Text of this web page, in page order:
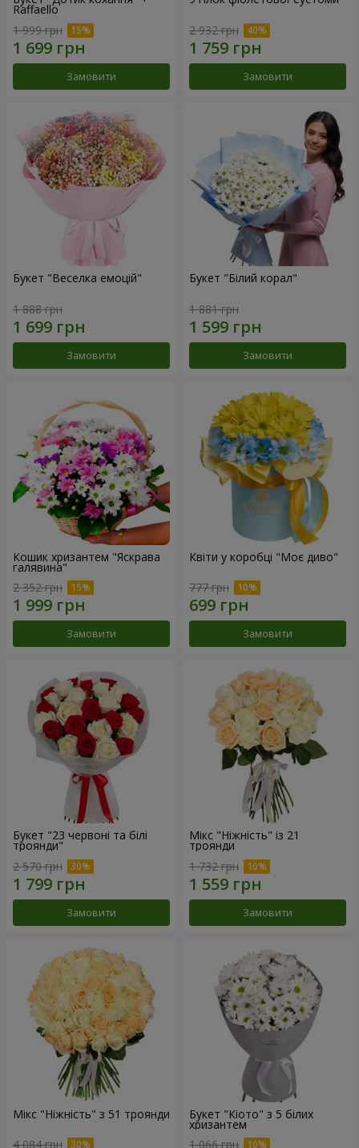
Raffaello
1 999 грн
Замовити
2 932 грн
Замовити
Букет "Веселка емоцій"
1 888 грн
Замовити
Букет "Білий корал"
1 881 грн
Замовити
Кошик хризантем "Яскрава
галявина"
2 352 грн
Замовити
Квіти у коробці "Моє диво"
777 грн
Замовити
Букет "23 червоні та білі
троянди"
2 570 грн
Замовити
Мікс "Ніжність" із 21
троянди
1 732 грн
Замовити
Мікс "Ніжність" з 51 троянди
4 084 грн
Букет "Кіото" з 5 білих
хризантем
1 066 грн